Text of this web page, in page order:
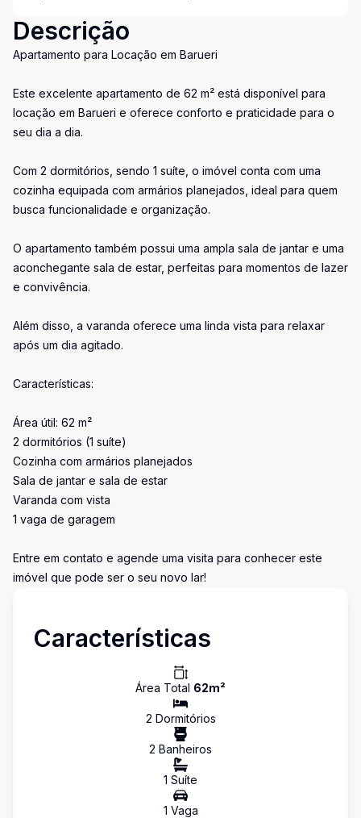
Descrição
Apartamento para Locação em Barueri
Este excelente apartamento de 62 m² está disponível para
locação em Barueri e oferece conforto e praticidade para o
seu dia a dia.
Com 2 dormitórios, sendo 1 suíte, o imóvel conta com uma
cozinha equipada com armários planejados, ideal para quem
busca funcionalidade e organização.
O apartamento também possui uma ampla sala de jantar e uma
aconchegante sala de estar, perfeitas para momentos de lazer
e convivência.
Além disso, a varanda oferece uma linda vista para relaxar
após um dia agitado.
Características:
Área útil: 62 m²
2 dormitórios (1 suíte)
Cozinha com armários planejados
Sala de jantar e sala de estar
Varanda com vista
1 vaga de garagem
Entre em contato e agende uma visita para conhecer este
imóvel que pode ser o seu novo lar!
Características
Área Total 62m²
2 Dormitórios
2 Banheiros
1 Suíte
1 Vaga